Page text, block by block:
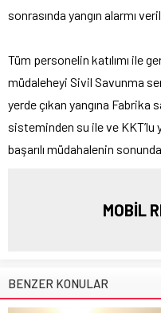
sonrasında yangın alarmı
Tüm personelin katılımı ile
müdaleheyi Sivil Savunma
yerde çıkan yangına Fabrika
sisteminden su ile ve KKT’lu
başarılı müdahalenin
MOBİL
BENZER KONULAR